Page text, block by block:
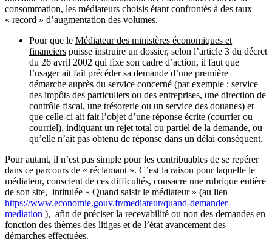
consommation, les médiateurs choisis étant confrontés à des taux
« record » d’augmentation des volumes.
Pour que le Médiateur des ministères économiques et
financiers puisse instruire un dossier, selon l’article 3 du décret
du 26 avril 2002 qui fixe son cadre d’action, il faut que
l’usager ait fait précéder sa demande d’une première
démarche auprès du service concerné (par exemple : service
des impôts des particuliers ou des entreprises, une direction de
contrôle fiscal, une trésorerie ou un service des douanes) et
que celle-ci ait fait l’objet d’une réponse écrite (courrier ou
courriel), indiquant un rejet total ou partiel de la demande, ou
qu’elle n’ait pas obtenu de réponse dans un délai conséquent.
Pour autant, il n’est pas simple pour les contribuables de se repérer
dans ce parcours de « réclamant ». C’est la raison pour laquelle le
médiateur, conscient de ces difficultés, consacre une rubrique entière
de son site, intitulée « Quand saisir le médiateur » (au lien
https://www.economie.gouv.fr/mediateur/quand-demander-
mediation ), afin de préciser la recevabilité ou non des demandes en
fonction des thèmes des litiges et de l’état avancement des
démarches effectuées.